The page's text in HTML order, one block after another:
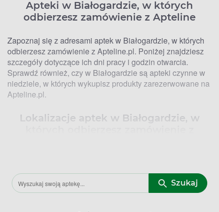
Apteki w Białogardzie, w których
odbierzesz zamówienie z Apteline
Zapoznaj się z adresami aptek w Białogardzie, w których
odbierzesz zamówienie z Apteline.pl. Poniżej znajdziesz
szczegóły dotyczące ich dni pracy i godzin otwarcia.
Sprawdź również, czy w Białogardzie są apteki czynne w
niedziele, w których wykupisz produkty zarezerwowane na
Apteline.pl.
Lokalizacje aptek w Białogardzie, w
zamówienia z Apteline.pl. Jest to Apteka na Olimpijskiej,
która znajduje się przy ul. Olimpijskiej 1A (teren Osiedla
Szukaj